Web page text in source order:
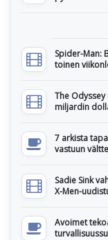
Spider-Man:
toinen
The Odyssey
miljardin
7 arkista
vastuun
Sadie Sink
X-Men-
Avoimet